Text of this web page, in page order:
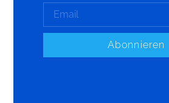
Abonnieren